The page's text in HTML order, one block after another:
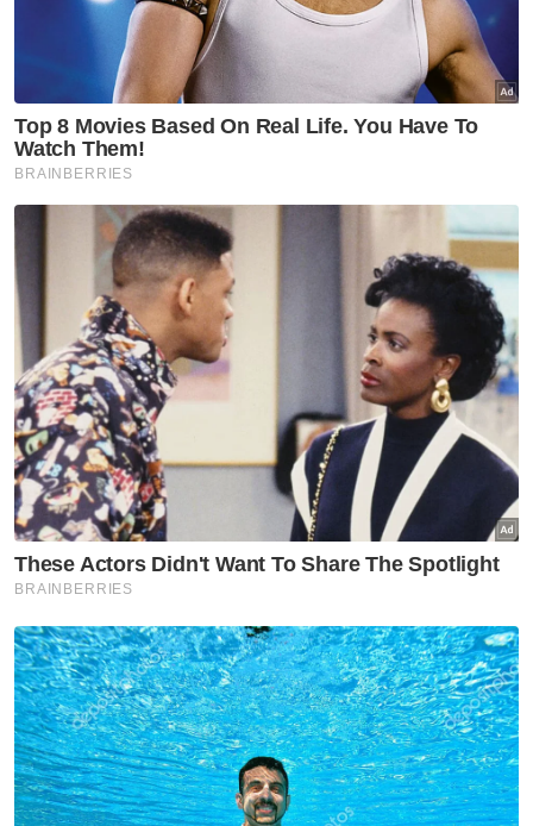
dasar berkenaan dapat dilaksanakan secara
adil, seimbang dan praktikal.
Artikel Berkaitan:
Bumiputera Sabah, Sarawak berhak nikmati
manfaat ekonomi setara
Zahid gesa anjakan besar laksana agenda
bumiputera
Bunyi letupan 'gegar' Shah Alam
Menurutnya, BRO akan kekal komited dalam
memperjuangkan dasar yang menyokong
persekitaran perniagaan yang kondusif dan
mampan untuk majikan tempatan.
Muat turun aplikasi Sinar Harian.Klik di sini!